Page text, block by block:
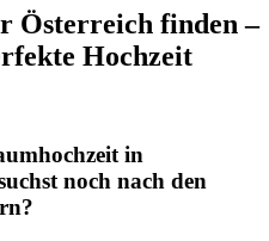
Österreich finden –
Hochzeit
in
noch nach den